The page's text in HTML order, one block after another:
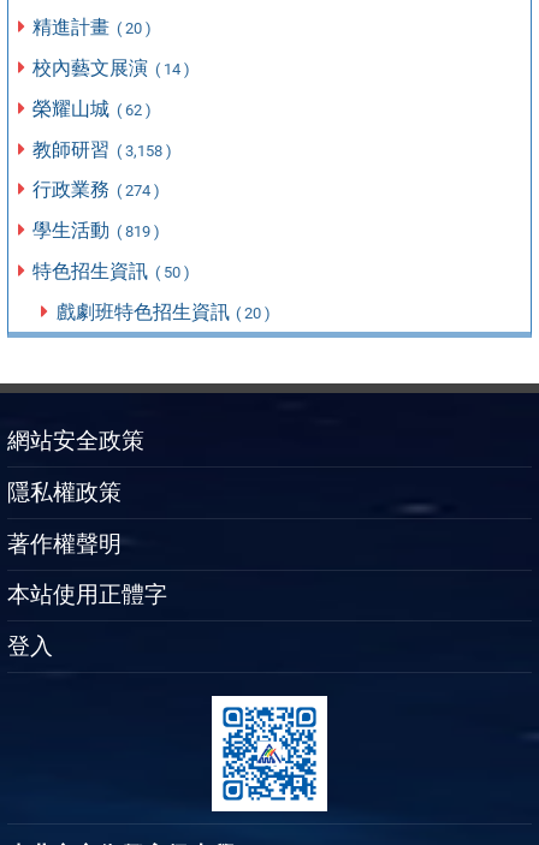
精進計畫 ( 20 )
校內藝文展演 ( 14 )
榮耀山城 ( 62 )
教師研習 ( 3,158 )
行政業務 ( 274 )
學生活動 ( 819 )
特色招生資訊 ( 50 )
戲劇班特色招生資訊 ( 20 )
網站安全政策
隱私權政策
著作權聲明
本站使用正體字
登入